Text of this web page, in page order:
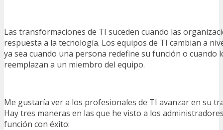
Las transformaciones de TI suceden cuando las
respuesta a la tecnología. Los equipos de TI cambian a
ya sea cuando una persona redefine su función o cuando
reemplazan a un miembro del equipo.
Me gustaría ver a los profesionales de TI avanzar en su
Hay tres maneras en las que he visto a los
función con éxito: